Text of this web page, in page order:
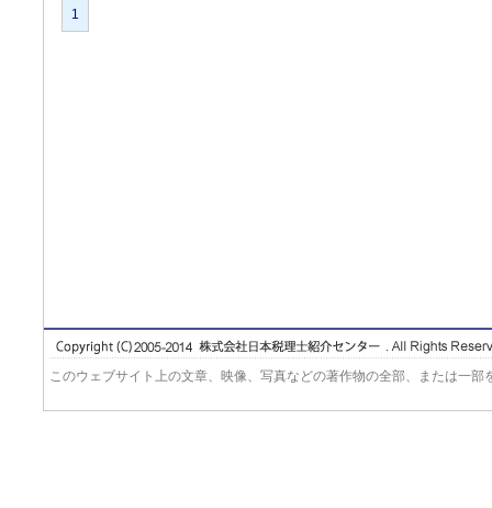
1
このウェブサイト上の文章、映像、写真などの著作物の全部、または一